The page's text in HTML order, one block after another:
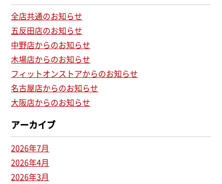
全店共通のお知らせ
五反田店のお知らせ
中野店からのお知らせ
木場店からのお知らせ
フィットオンストアからのお知らせ
名古屋店からのお知らせ
大阪店からのお知らせ
アーカイブ
2026年7月
2026年4月
2026年3月